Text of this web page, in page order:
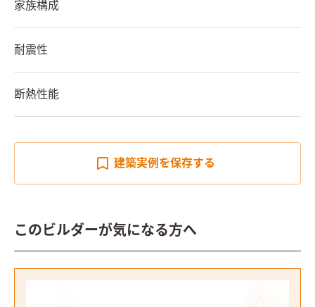
家族構成
耐震性
断熱性能
建築実例を保存する
このビルダーが気になる方へ